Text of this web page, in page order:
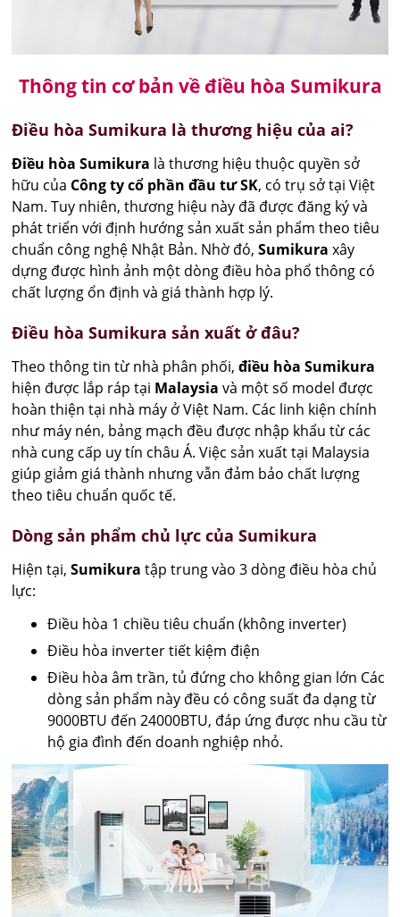
Thông tin cơ bản về điều hòa Sumikura
Điều hòa Sumikura là thương hiệu của ai?
Điều hòa Sumikura là thương hiệu thuộc quyền sở
hữu của Công ty cổ phần đầu tư SK, có trụ sở tại Việt
Nam. Tuy nhiên, thương hiệu này đã được đăng ký và
phát triển với định hướng sản xuất sản phẩm theo tiêu
chuẩn công nghệ Nhật Bản. Nhờ đó,Sumikura xây
dựng được hình ảnh một dòng điều hòa phổ thông có
chất lượng ổn định và giá thành hợp lý.
Điều hòa Sumikura sản xuất ở đâu?
Theo thông tin từ nhà phân phối,điều hòa Sumikura
hiện được lắp ráp tại Malaysia và một số model được
hoàn thiện tại nhà máy ở Việt Nam. Các linh kiện chính
như máy nén, bảng mạch đều được nhập khẩu từ các
nhà cung cấp uy tín châu Á. Việc sản xuất tại Malaysia
giúp giảm giá thành nhưng vẫn đảm bảo chất lượng
theo tiêu chuẩn quốc tế.
Dòng sản phẩm chủ lực của Sumikura
Hiện tại,Sumikura tập trung vào 3 dòng điều hòa chủ
lực:
Điều hòa 1 chiều tiêu chuẩn (không inverter)
Điều hòa inverter tiết kiệm điện
Điều hòa âm trần, tủ đứng cho không gian lớn Các
dòng sản phẩm này đều có công suất đa dạng từ
9000BTU đến 24000BTU, đáp ứng được nhu cầu từ
hộ gia đình đến doanh nghiệp nhỏ.